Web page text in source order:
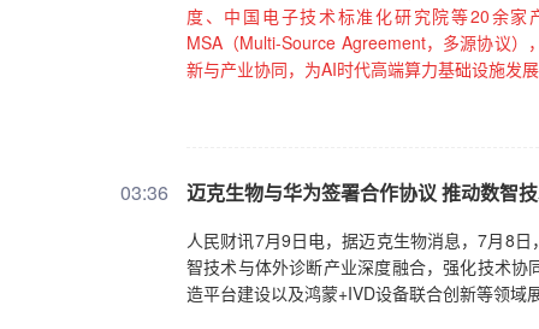
度、中国电子技术标准化研究院等20余家
MSA（Multi-Source Agreement，多源协议
新与产业协同，为AI时代高端算力基础设施发
03:36 迈克生物与华为签署合作协议 推动数智
人民财讯7月9日电，据迈克生物消息，7月8
智技术与体外诊断产业深度融合，强化技术
造平台建设以及鸿蒙+IVD设备联合创新等领域